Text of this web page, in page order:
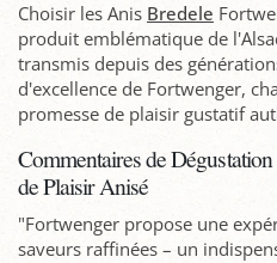
Choisir les Anis Bredele
produit emblématique de
transmis depuis des
d'excellence de Fortwenger,
promesse de plaisir gustatif
Commentaires de
de Plaisir Anisé
"Fortwenger propose une
saveurs raffinées – un